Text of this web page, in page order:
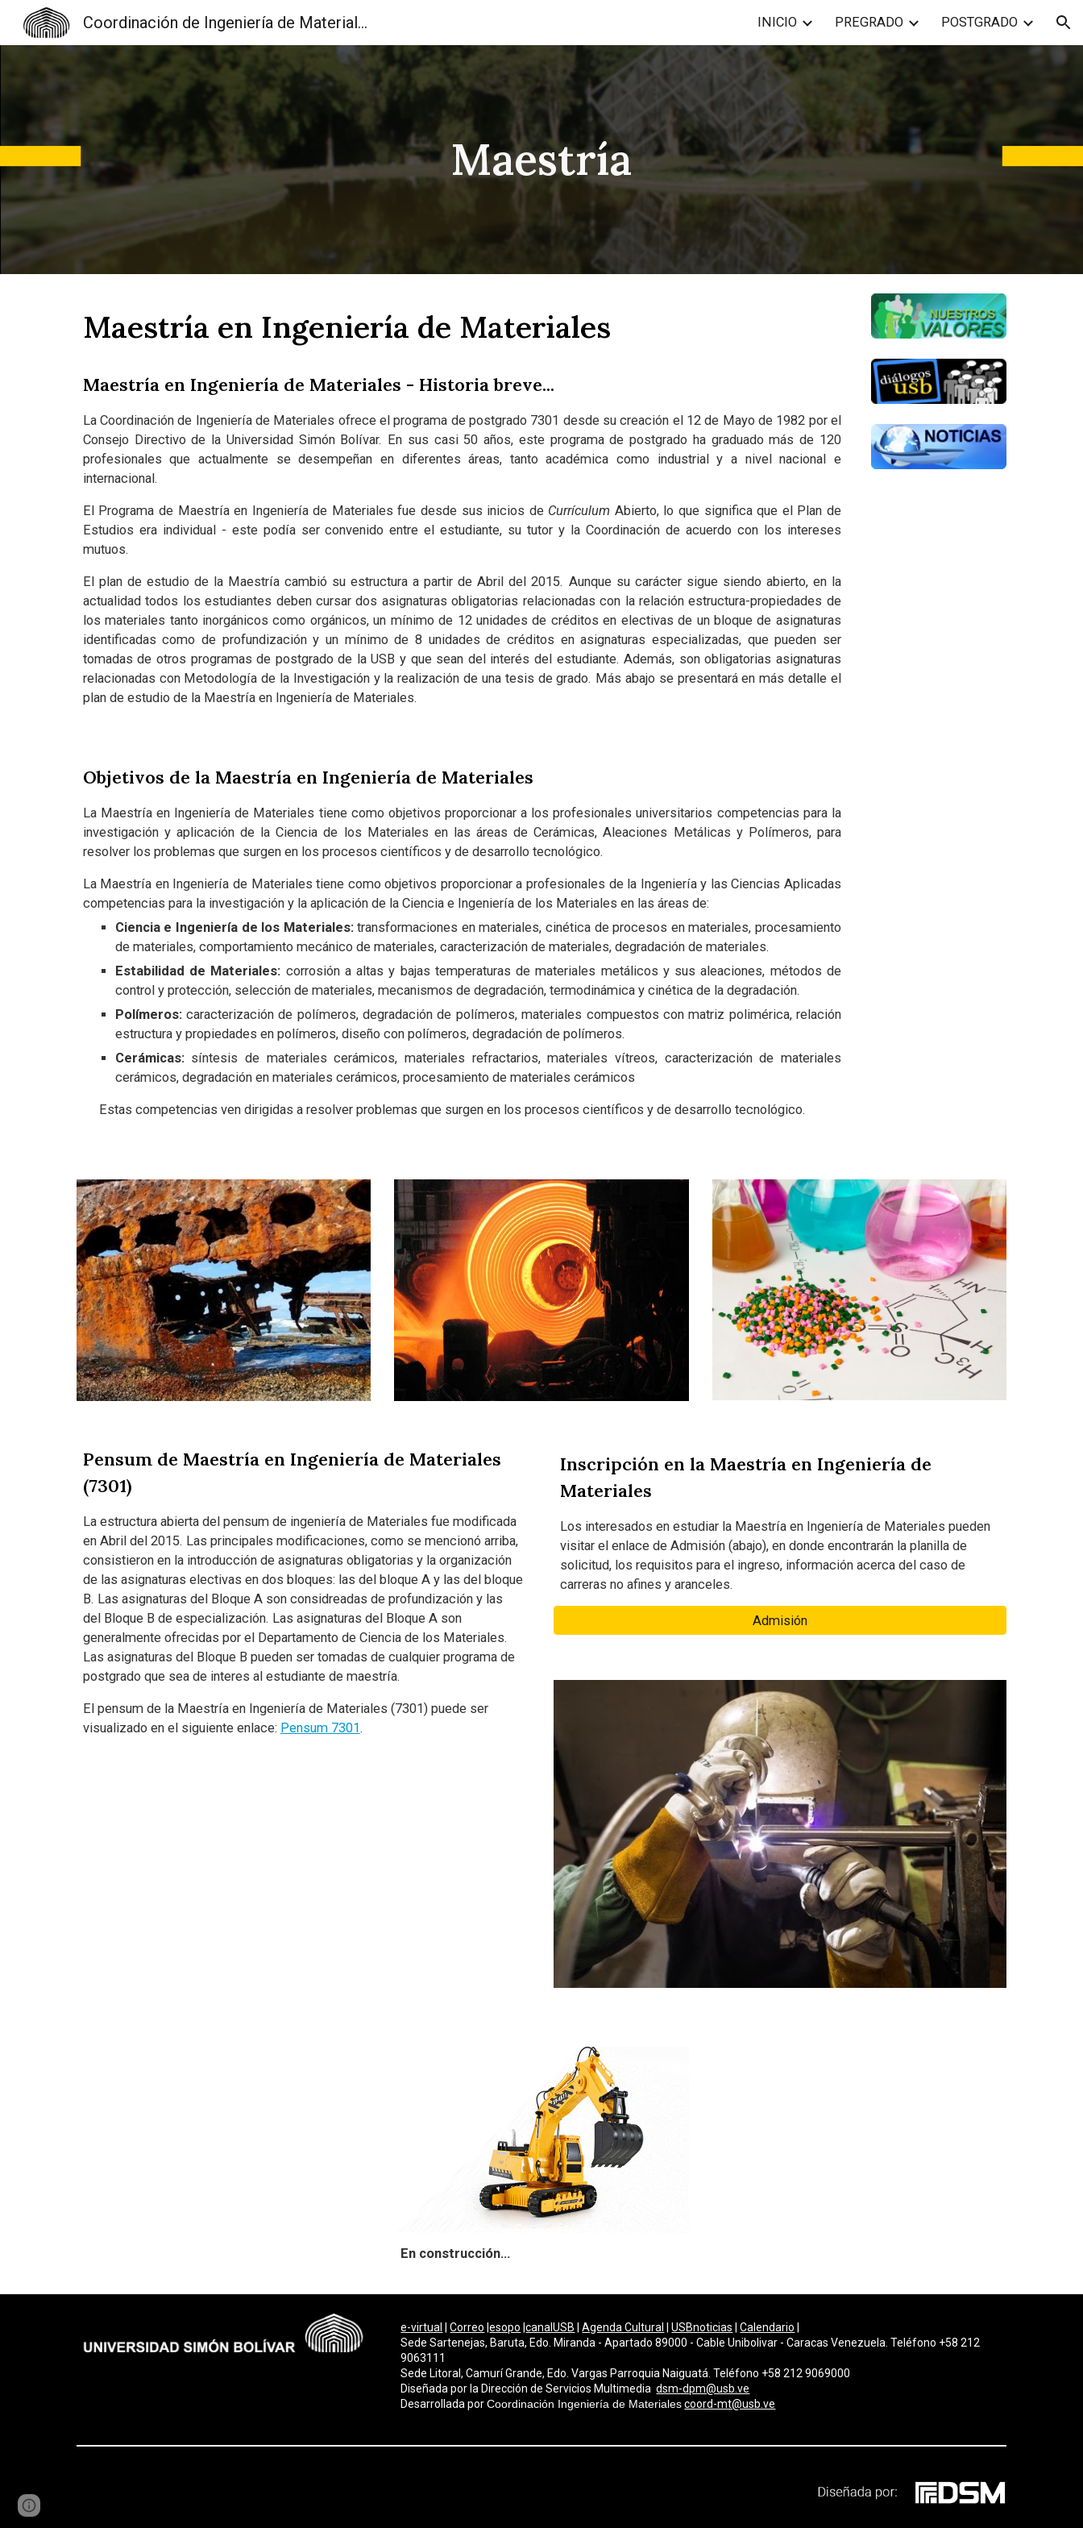
Skip to main content
Coordinación de Ingeniería de Materiales INICIO PREGRADO POSTGRADO
Maestría
Maestría en Ingeniería de Materiales
Maestría en Ingeniería de Materiales - Historia breve...
La Coordinación de Ingeniería de Materiales ofrece el programa de postgrado 7301 desde su creación el 12 de Mayo de 1982 por el
Consejo Directivo de la Universidad Simón Bolívar. En sus casi 50 años, este programa de postgrado ha graduado más de 120
profesionales que actualmente se desempeñan en diferentes áreas, tanto académica como industrial y a nivel nacional e
internacional.
El Programa de Maestría en Ingeniería de Materiales fue desde sus inicios de Currículum Abierto, lo que significa que el Plan de
Estudios era individual - este podía ser convenido entre el estudiante, su tutor y la Coordinación de acuerdo con los intereses
mutuos.
El plan de estudio de la Maestría cambió su estructura a partir de Abril del 2015. Aunque su carácter sigue siendo abierto, en la
actualidad todos los estudiantes deben cursar dos asignaturas obligatorias relacionadas con la relación estructura-propiedades de
los materiales tanto inorgánicos como orgánicos, un mínimo de 12 unidades de créditos en electivas de un bloque de asignaturas
identificadas como de profundización y un mínimo de 8 unidades de créditos en asignaturas especializadas, que pueden ser
tomadas de otros programas de postgrado de la USB y que sean del interés del estudiante. Además, son obligatorias asignaturas
relacionadas con Metodología de la Investigación y la realización de una tesis de grado. Más abajo se presentará en más detalle el
plan de estudio de la Maestría en Ingeniería de Materiales.
Objetivos de la Maestría en Ingeniería de Materiales
La Maestría en Ingeniería de Materiales tiene como objetivos proporcionar a los profesionales universitarios competencias para la
investigación y aplicación de la Ciencia de los Materiales en las áreas de Cerámicas, Aleaciones Metálicas y Polímeros, para
resolver los problemas que surgen en los procesos científicos y de desarrollo tecnológico.
La Maestría en Ingeniería de Materiales tiene como objetivos proporcionar a profesionales de la Ingeniería y las Ciencias Aplicadas
competencias para la investigación y la aplicación de la Ciencia e Ingeniería de los Materiales en las áreas de:
Ciencia e Ingeniería de los Materiales:transformaciones en materiales, cinética de procesos en materiales, procesamiento
de materiales, comportamiento mecánico de materiales, caracterización de materiales, degradación de materiales.
Estabilidad de Materiales: corrosión a altas y bajas temperaturas de materiales metálicos y sus aleaciones, métodos de
control y protección, selección de materiales, mecanismos de degradación, termodinámica y cinética de la degradación.
Polímeros:caracterización de polímeros, degradación de polímeros, materiales compuestos con matriz polimérica, relación
estructura y propiedades en polímeros, diseño con polímeros, degradación de polímeros.
Cerámicas:síntesis de materiales cerámicos, materiales refractarios, materiales vítreos, caracterización de materiales
cerámicos, degradación en materiales cerámicos, procesamiento de materiales cerámicos
Estas competencias ven dirigidas a resolver problemas que surgen en los procesos científicos y de desarrollo tecnológico.
Pensum de Maestría en Ingeniería de Materiales
(7301)
La estructura abierta del pensum de ingeniería de Materiales fue modificada
en Abril del 2015. Las principales modificaciones, como se mencionó arriba,
consistieron en la introducción de asignaturas obligatorias y la organización
de las asignaturas electivas en dos bloques: las del bloque A y las del bloque
B. Las asignaturas del Bloque A son considreadas de profundización y las
del Bloque B de especialización. Las asignaturas del Bloque A son
generalmente ofrecidas por el Departamento de Ciencia de los Materiales.
Las asignaturas del Bloque B pueden ser tomadas de cualquier programa de
postgrado que sea de interes al estudiante de maestría.
El pensum de la Maestría en Ingeniería de Materiales (7301) puede ser
visualizado en el siguiente enlace: Pensum 7301.
Inscripción en la Maestría en Ingeniería de
Materiales
Los interesados en estudiar la Maestría en Ingeniería de Materiales pueden
visitar el enlace de Admisión (abajo), en donde encontrarán la planilla de
solicitud, los requisitos para el ingreso, información acerca del caso de
carreras no afines y aranceles.
Admisión
En construcción...
e-virtual |Correo |esopo |canalUSB |Agenda Cultural |USBnoticias |Calendario
Sede Sartenejas, Baruta, Edo. Miranda - Apartado 89000 - Cable Unibolivar - Caracas Venezuela. Teléfono +58 212
9063111
Sede Litoral, Camurí Grande, Edo. Vargas Parroquia Naiguatá. Teléfono +58 212 9069000
Diseñada por la Dirección de Servicios Multimediadsm-dpm@usb.ve
Desarrollada porCoordinación Ingeniería de Materiales coord-mt@usb.ve